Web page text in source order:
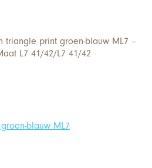
triangle print groen-blauw ML7 –
L7 41/42/L7 41/42
blauw ML7